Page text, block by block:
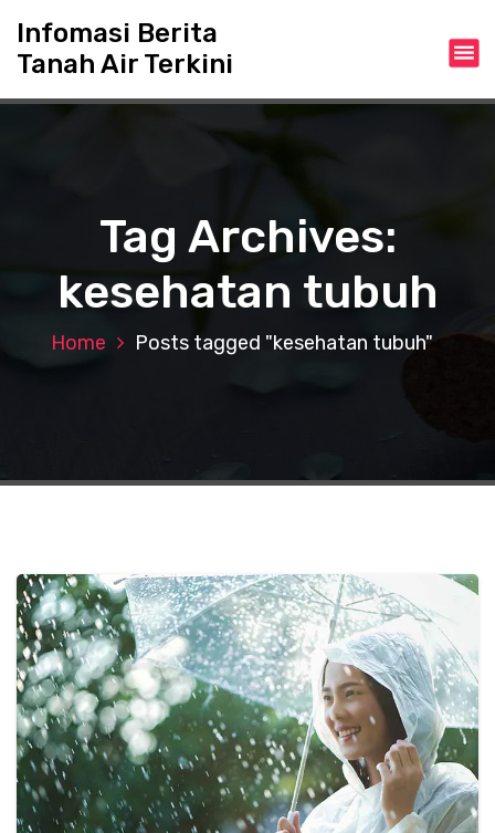
t
Infomasi Berita
Tanah Air Terkini
Tag Archives:
kesehatan tubuh
Home Posts tagged "kesehatan tubuh"